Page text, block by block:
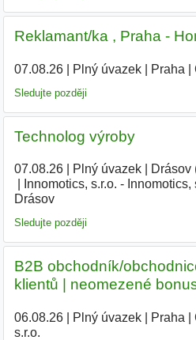
Reklamant/ka , Praha -
07.08.26| Plný úvazek| Praha
Sledujte později
Technolog výroby
07.08.26| Plný úvazek| Drásov
Innomotics, s.r.o. -
Drásov
Sledujte později
B2B obchodník/
klientů | neomezené
06.08.26| Plný úvazek| Praha
s.r.o.